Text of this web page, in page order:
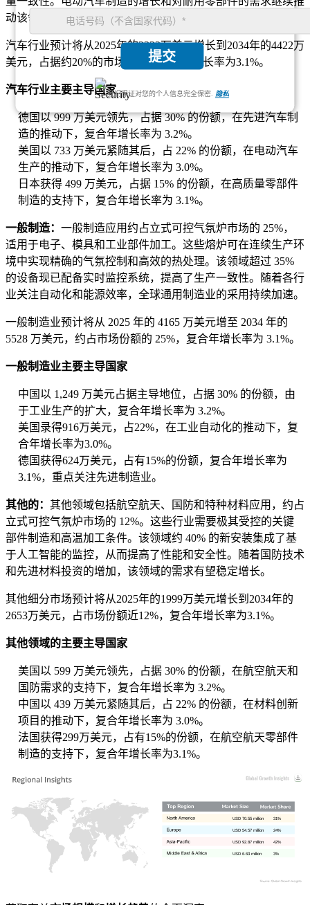
提交
我们保证对您的个人信息完全保密. 隐私
动该领域的采用。
汽车行业预计将从2025年的3332万美元增长到2034年的4422万
美元，占据约20%的市场份额，复合年增长率为3.1%。
汽车行业主要主导国家
德国以 999 万美元领先，占据 30% 的份额，在先进汽车制
造的推动下，复合年增长率为 3.2%。
美国以 733 万美元紧随其后，占 22% 的份额，在电动汽车
生产的推动下，复合年增长率为 3.0%。
日本获得 499 万美元，占据 15% 的份额，在高质量零部件
制造的支持下，复合年增长率为 3.1%。
一般制造： 一般制造应用约占立式可控气氛炉市场的 25%，
适用于电子、模具和工业部件加工。这些熔炉可在连续生产环
境中实现精确的气氛控制和高效的热处理。该领域超过 35%
的设备现已配备实时监控系统，提高了生产一致性。随着各行
业关注自动化和能源效率，全球通用制造业的采用持续加速。
一般制造业预计将从 2025 年的 4165 万美元增至 2034 年的
5528 万美元，约占市场份额的 25%，复合年增长率为 3.1%。
一般制造业主要主导国家
中国以 1,249 万美元占据主导地位，占据 30% 的份额，由
于工业生产的扩大，复合年增长率为 3.2%。
美国录得916万美元，占22%，在工业自动化的推动下，复
合年增长率为3.0%。
德国获得624万美元，占有15%的份额，复合年增长率为
3.1%，重点关注先进制造业。
其他的： 其他领域包括航空航天、国防和特种材料应用，约占
立式可控气氛炉市场的 12%。这些行业需要极其受控的关键
部件制造和高温加工条件。该领域约 40% 的新安装集成了基
于人工智能的监控，从而提高了性能和安全性。随着国防技术
和先进材料投资的增加，该领域的需求有望稳定增长。
其他细分市场预计将从2025年的1999万美元增长到2034年的
2653万美元，占市场份额近12%，复合年增长率为3.1%。
其他领域的主要主导国家
美国以 599 万美元领先，占据 30% 的份额，在航空航天和
国防需求的支持下，复合年增长率为 3.2%。
中国以 439 万美元紧随其后，占 22% 的份额，在材料创新
项目的推动下，复合年增长率为 3.0%。
法国获得299万美元，占有15%的份额，在航空航天零部件
制造的支持下，复合年增长率为3.1%。
3%
USD 6.63 million
42%
USD 92.87 million
24%
USD 54.57 million
31%
USD 70.55 million